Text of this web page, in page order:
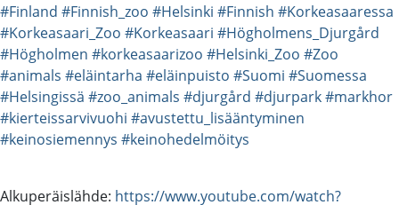
#Finland #Finnish_zoo #Helsinki #Finnish #Korkeasaaressa
#Korkeasaari_Zoo #Korkeasaari #Högholmens_Djurgård
#Högholmen #korkeasaarizoo #Helsinki_Zoo #Zoo
#animals #eläintarha #eläinpuisto #Suomi #Suomessa
#Helsingissä #zoo_animals #djurgård #djurpark#markhor
#kierteissarvivuohi #avustettu_lisääntyminen
#keinosiemennys #keinohedelmöitys
Alkuperäislähde: https://www.youtube.com/watch?